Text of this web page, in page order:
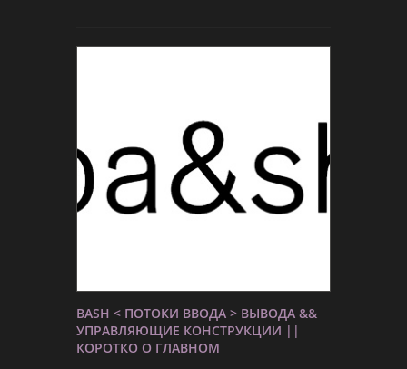
BASH < ПОТОКИ ВВОДА > ВЫВОДА &&
УПРАВЛЯЮЩИЕ КОНСТРУКЦИИ ||
КОРОТКО О ГЛАВНОМ